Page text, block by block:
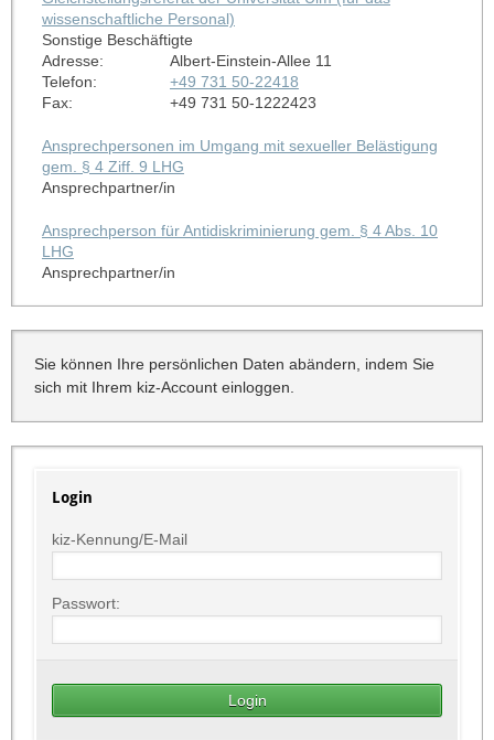
wissenschaftliche Personal)
Sonstige Beschäftigte
Adresse:
Albert-Einstein-Allee 11
Telefon:
+49 731 50-22418
Fax:
+49 731 50-1222423
Ansprechpersonen im Umgang mit sexueller Belästigung
gem. § 4 Ziff. 9 LHG
Ansprechpartner/in
Ansprechperson für Antidiskriminierung gem. § 4 Abs. 10
LHG
Ansprechpartner/in
Sie können Ihre persönlichen Daten abändern, indem Sie
sich mit Ihrem kiz-Account einloggen.
Login
kiz-Kennung/E-Mail
Passwort: